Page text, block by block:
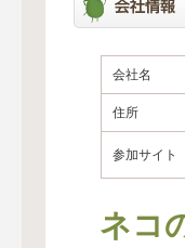
会社名
住所
参加サイト
ネコ